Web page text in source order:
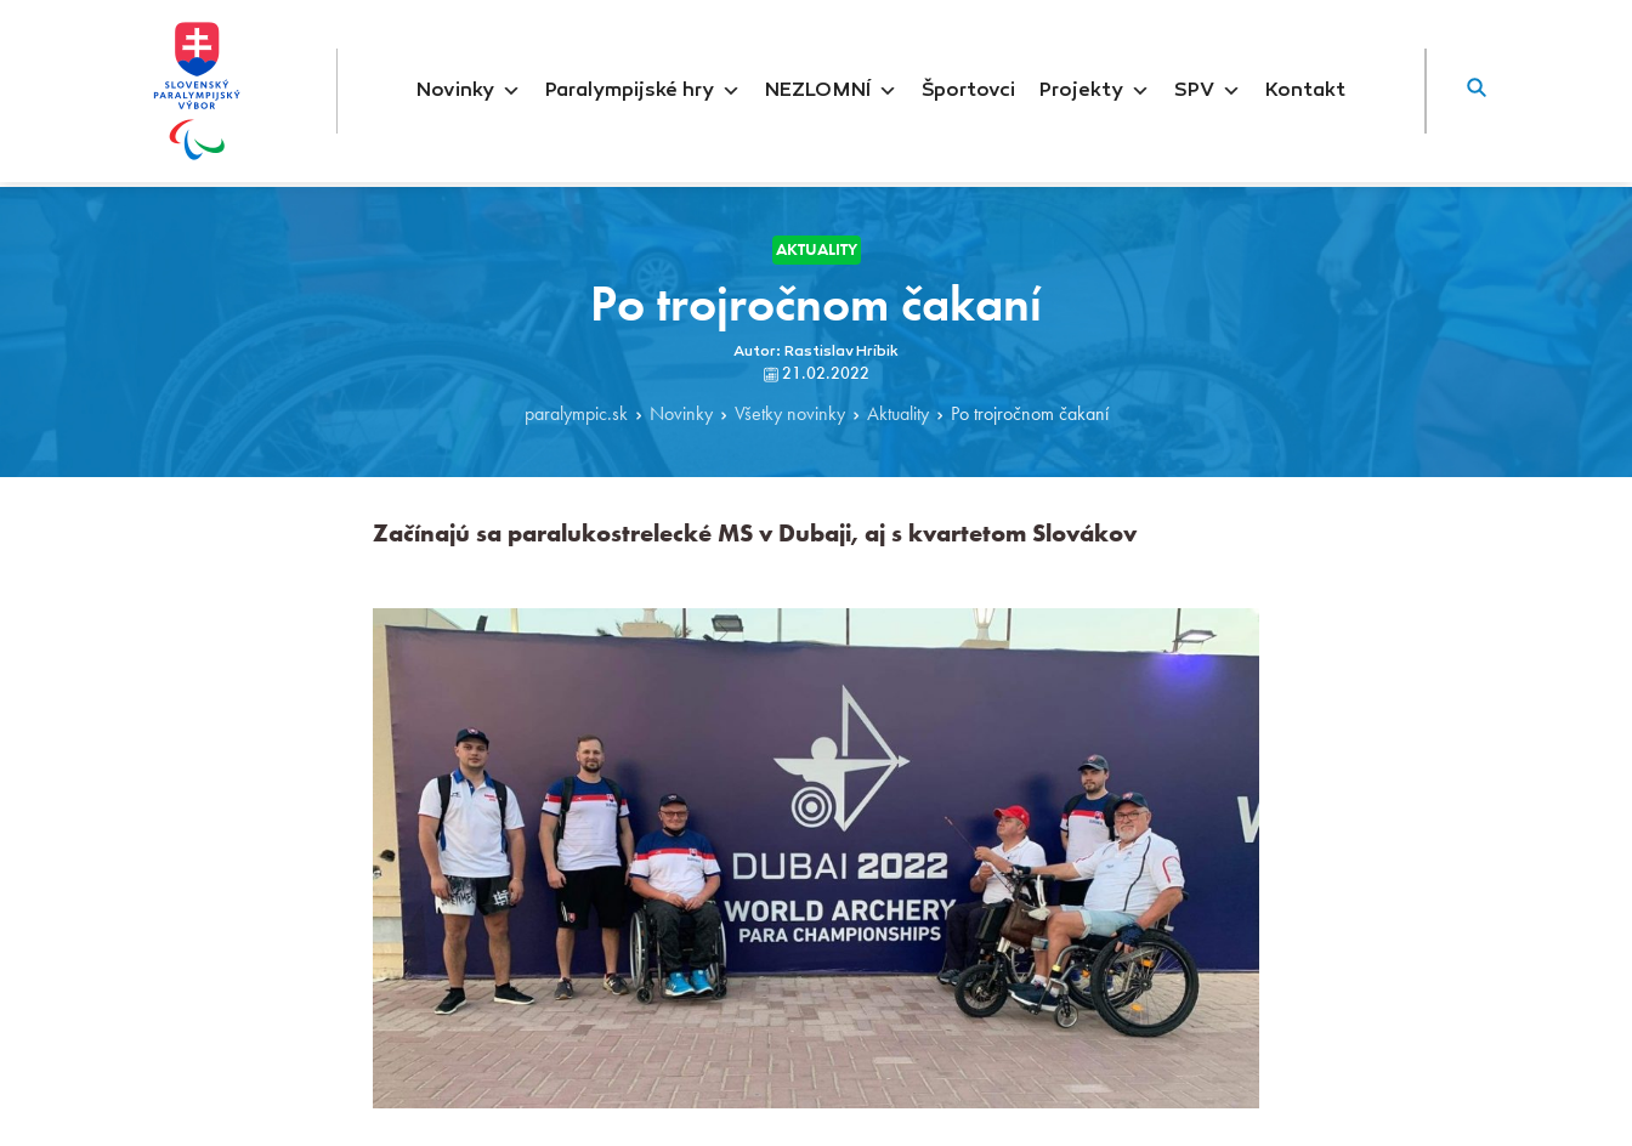
Novinky Paralympijské hry NEZLOMNÍ Športovci Projekty SPV Kontakt
AKTUALITY
Po trojročnom čakaní
Autor: Rastislav Hríbik
21.02.2022
paralympic.sk Novinky Všetky novinky Aktuality Po trojročnom čakaní
Začínajú sa paralukostrelecké MS v Dubaji, aj s kvartetom Slovákov